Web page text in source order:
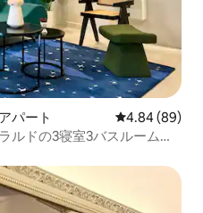
パート レビュー89件
4.84 (89)
ルドの3寝室3バスルーム、